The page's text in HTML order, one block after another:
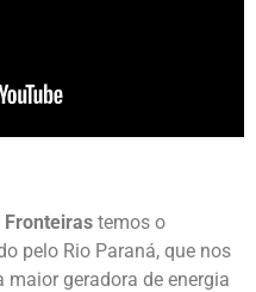
Fronteiras temos o
pelo Rio Paraná, que nos
maior geradora de energia